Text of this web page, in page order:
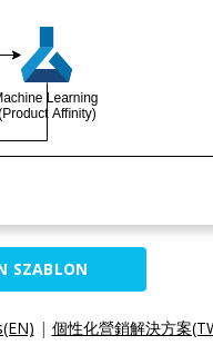
SZABLON
| 個性化營銷解決方案